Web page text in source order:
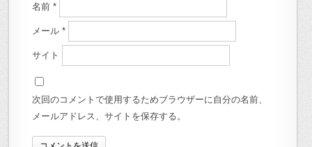
名前*
メール*
サイト
次回のコメントで使用するためブラウザーに自分の名前、
メールアドレス、サイトを保存する。